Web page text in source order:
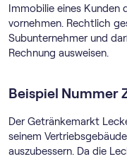
Immobilie eines Kunden
vornehmen. Rechtlich
Subunternehmer und
Rechnung ausweisen.
Beispiel Nummer
Der Getränkemarkt
seinem
auszubessern. Da die